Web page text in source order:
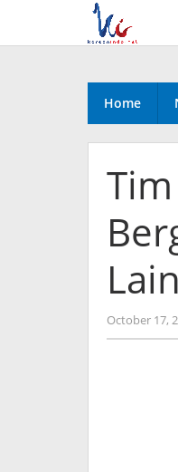
content
Home
October 17,